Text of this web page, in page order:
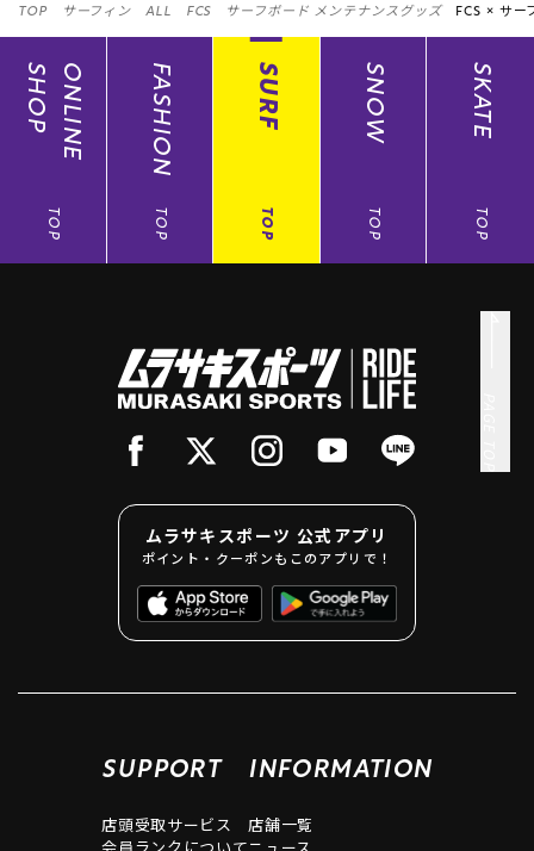
TOP サーフィン ALL FCS サーフボード メンテナンスグッズ FCS × サー
ONLINE
SHOP
TOP
FASHION
TOP
SURF
TOP
SNOW
TOP
SKATE
TOP
ムラサキスポーツ 公式アプリ
ポイント・クーポンもこのアプリで！
SUPPORT
店頭受取サービス
INFORMATION
店舗一覧